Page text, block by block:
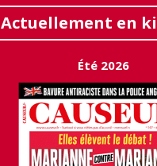
Actuellement en
Été 2026